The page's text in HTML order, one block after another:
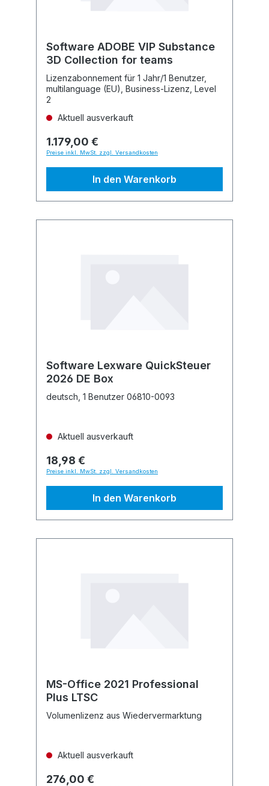
Software ADOBE VIP Substance
3D Collection for teams
Lizenzabonnement für 1 Jahr/1 Benutzer,
multilanguage (EU), Business-Lizenz, Level
2
Aktuell ausverkauft
1.179,00 €
Preise inkl. MwSt. zzgl. Versandkosten
In den Warenkorb
Software Lexware QuickSteuer
2026 DE Box
deutsch, 1 Benutzer 06810-0093
Aktuell ausverkauft
18,98 €
Preise inkl. MwSt. zzgl. Versandkosten
In den Warenkorb
MS-Office 2021 Professional
Plus LTSC
Volumenlizenz aus Wiedervermarktung
Aktuell ausverkauft
276,00 €